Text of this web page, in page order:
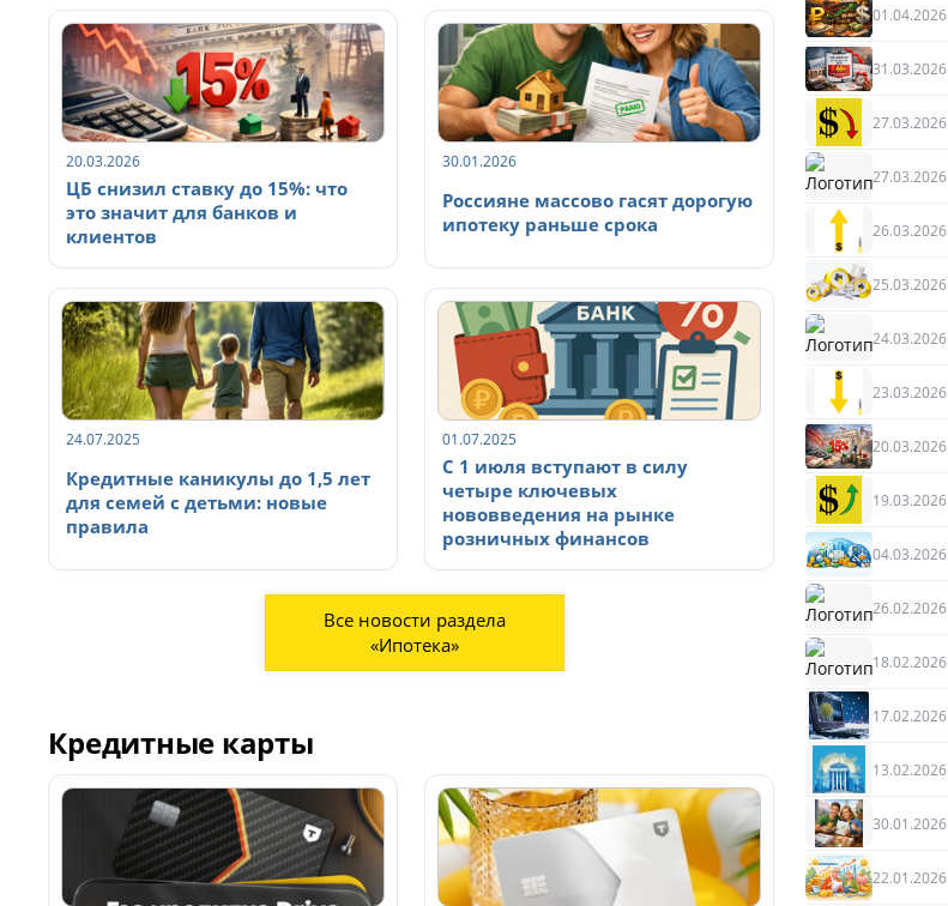
20.03.2026
ЦБ снизил ставку до 15%: что
это значит для банков и
клиентов
30.01.2026
Россияне массово гасят дорогую
ипотеку раньше срока
24.07.2025
Кредитные каникулы до 1,5 лет
для семей с детьми: новые
правила
01.07.2025
С 1 июля вступают в силу
четыре ключевых
нововведения на рынке
розничных финансов
Все новости раздела
«Ипотека»
Кредитные карты
01.04.2026
31.03.2026
27.03.2026
27.03.2026
26.03.2026
25.03.2026
24.03.2026
23.03.2026
20.03.2026
19.03.2026
04.03.2026
26.02.2026
18.02.2026
17.02.2026
13.02.2026
30.01.2026
22.01.2026